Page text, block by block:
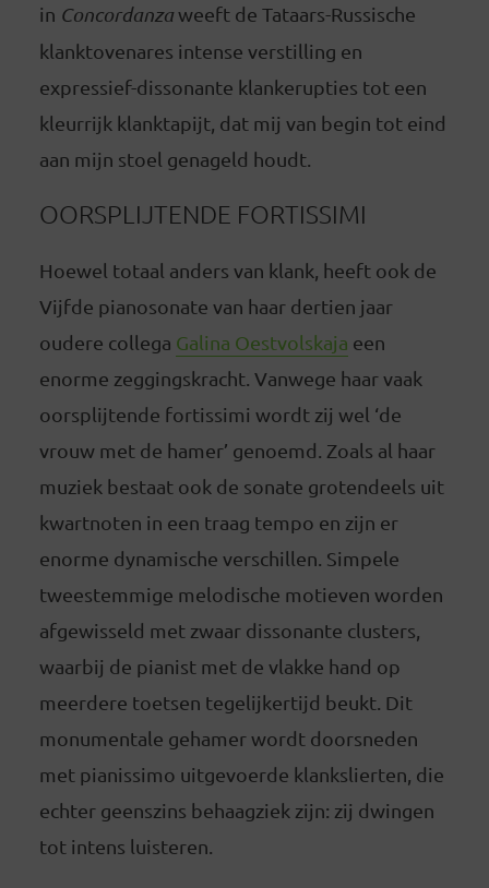
in Concordanzaweeft de Tataars-Russische
klanktovenares intense verstilling en
expressief-dissonante klankerupties tot een
kleurrijk klanktapijt, dat mij van begin tot eind
aan mijn stoel genageld houdt.
OORSPLIJTENDE FORTISSIMI
Hoewel totaal anders van klank, heeft ook de
Vijfde pianosonate van haar dertien jaar
oudere collega Galina Oestvolskaja een
enorme zeggingskracht. Vanwege haar vaak
oorsplijtende fortissimi wordt zij wel ‘de
vrouw met de hamer’ genoemd. Zoals al haar
muziek bestaat ook de sonate grotendeels uit
kwartnoten in een traag tempo en zijn er
enorme dynamische verschillen. Simpele
tweestemmige melodische motieven worden
afgewisseld met zwaar dissonante clusters,
waarbij de pianist met de vlakke hand op
meerdere toetsen tegelijkertijd beukt. Dit
monumentale gehamer wordt doorsneden
met pianissimo uitgevoerde klankslierten, die
echter geenszins behaagziek zijn: zij dwingen
tot intens luisteren.